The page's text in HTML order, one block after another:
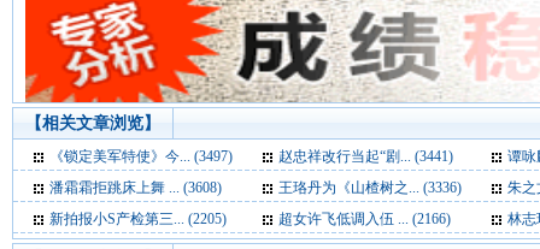
【相关文章浏览】
《锁定美军特使》今... (3497) 赵忠祥改行当起“剧... (3441)
谭咏
潘霜霜拒跳床上舞 ... (3608)
王珞丹为《山楂树之... (3336)
朱之
新拍报小S产检第三... (2205)
超女许飞低调入伍 ... (2166) 林志